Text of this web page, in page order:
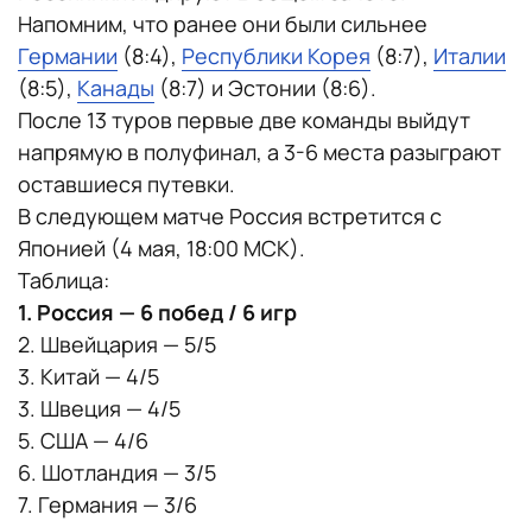
Напомним, что ранее они были сильнее
Германии (8:4), Республики Корея (8:7), Италии
(8:5), Канады (8:7) и Эстонии (8:6).
После 13 туров первые две команды выйдут
напрямую в полуфинал, а 3-6 места разыграют
оставшиеся путевки.
В следующем матче Россия встретится с
Японией (4 мая, 18:00 МСК).
Таблица:
1. Россия — 6 побед / 6 игр
2. Швейцария — 5/5
3. Китай — 4/5
3. Швеция — 4/5
5. США — 4/6
6. Шотландия — 3/5
7. Германия — 3/6